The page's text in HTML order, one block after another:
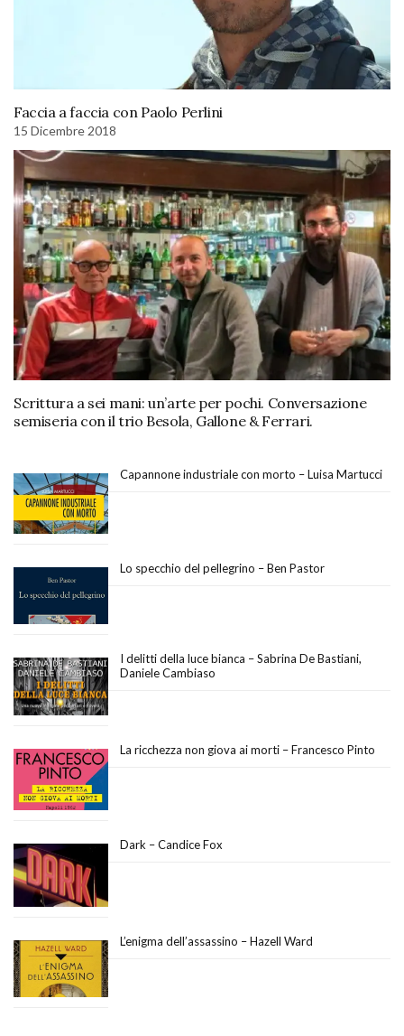
Faccia a faccia con Paolo Perlini
15 Dicembre 2018
Scrittura a sei mani: un’arte per pochi. Conversazione
semiseria con il trio Besola, Gallone & Ferrari.
Capannone industriale con morto – Luisa Martucci
Lo specchio del pellegrino – Ben Pastor
I delitti della luce bianca – Sabrina De Bastiani,
Daniele Cambiaso
La ricchezza non giova ai morti – Francesco Pinto
Dark – Candice Fox
L’enigma dell’assassino – Hazell Ward